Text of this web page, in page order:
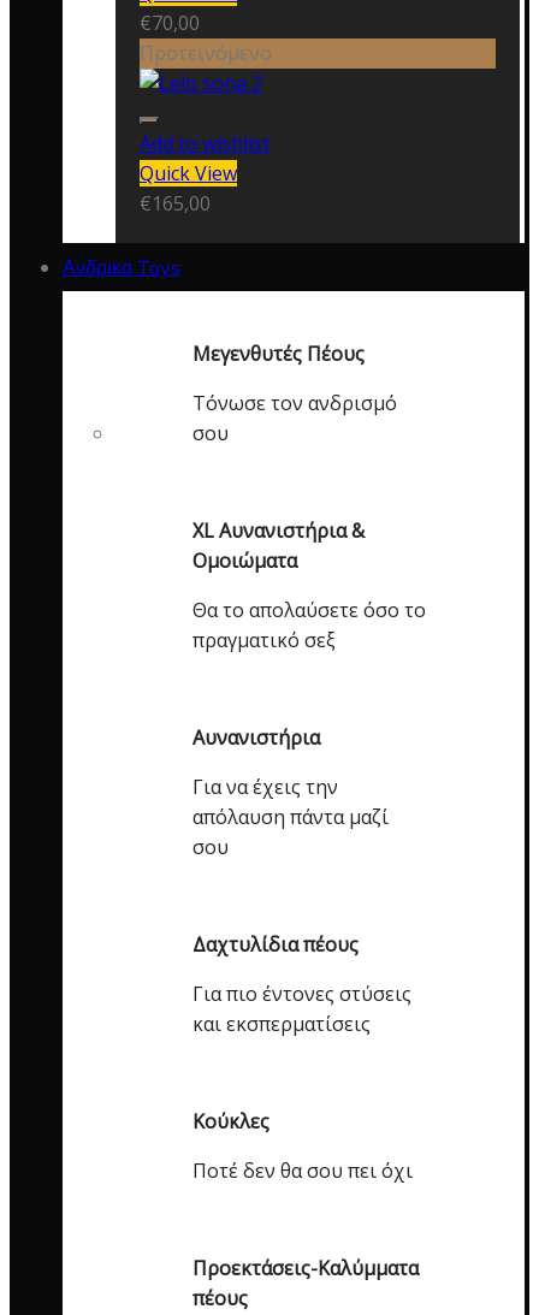
€70,00
Προτεινόμενο
Add to wishlist
Quick View
€165,00
Ανδρικα Toys
Μεγενθυτές Πέους
Τόνωσε τον ανδρισμό
σου
XL Αυνανιστήρια &
Ομοιώματα
Θα το απολαύσετε όσο το
πραγματικό σεξ
Αυνανιστήρια
Για να έχεις την
απόλαυση πάντα μαζί
σου
Δαχτυλίδια πέους
Για πιο έντονες στύσεις
και εκσπερματίσεις
Κούκλες
Ποτέ δεν θα σου πει όχι
Προεκτάσεις-Καλύμματα
πέους